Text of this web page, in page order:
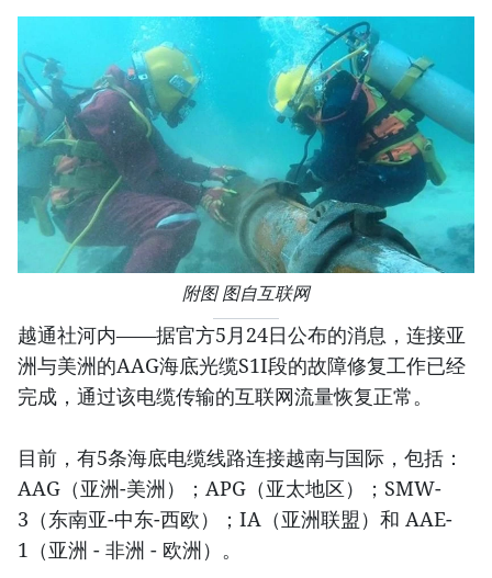
附图 图自互联网
越通社河内——据官方5月24日公布的消息，连接亚
洲与美洲的AAG海底光缆S1I段的故障修复工作已经
完成，通过该电缆传输的互联网流量恢复正常。
目前，有5条海底电缆线路连接越南与国际，包括：
AAG（亚洲-美洲）；APG（亚太地区）；SMW-
3（东南亚-中东-西欧）；IA（亚洲联盟）和 AAE-
1（亚洲 - 非洲 - 欧洲）。